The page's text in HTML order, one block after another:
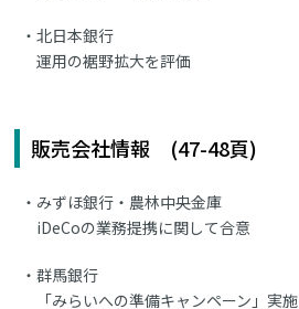
北日本銀行
運用の裾野拡大を評価
販売会社情報 (47-48頁)
みずほ銀行・農林中央金庫
iDeCoの業務提携に関して合意
群馬銀行
「みらいへの準備キャンペーン」実施